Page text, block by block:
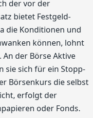
der vor der
bietet Festgeld-
die Konditionen und
können, lohnt
der Börse Aktive
sie sich für ein Stopp-
Börsenkurs die selbst
erfolgt der
oder Fonds.